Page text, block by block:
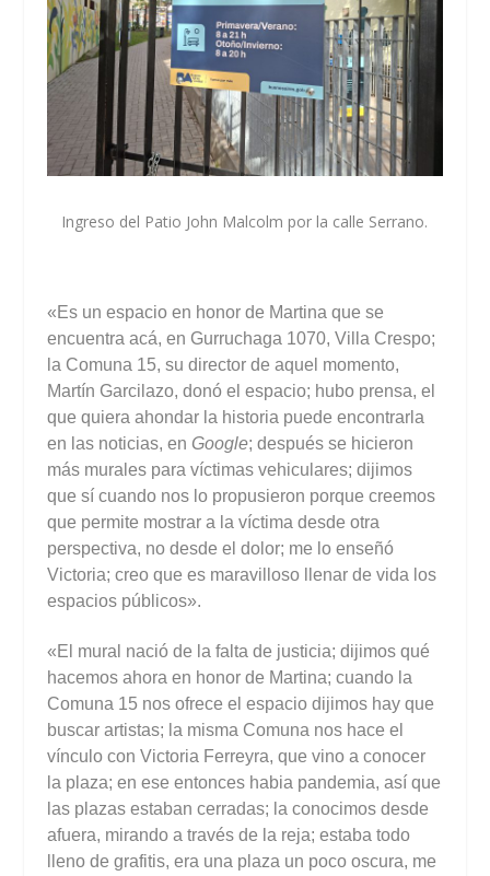
Ingreso del Patio John Malcolm por la calle Serrano.
«Es un espacio en honor de Martina que se
encuentra acá, en Gurruchaga 1070, Villa Crespo;
la Comuna 15, su director de aquel momento,
Martín Garcilazo, donó el espacio; hubo prensa, el
que quiera ahondar la historia puede encontrarla
en las noticias, en Google; después se hicieron
más murales para víctimas vehiculares; dijimos
que sí cuando nos lo propusieron porque creemos
que permite mostrar a la víctima desde otra
perspectiva, no desde el dolor; me lo enseñó
Victoria; creo que es maravilloso llenar de vida los
espacios públicos».
«El mural nació de la falta de justicia; dijimos qué
hacemos ahora en honor de Martina; cuando la
Comuna 15 nos ofrece el espacio dijimos hay que
buscar artistas; la misma Comuna nos hace el
vínculo con Victoria Ferreyra, que vino a conocer
la plaza; en ese entonces habia pandemia, así que
las plazas estaban cerradas; la conocimos desde
afuera, mirando a través de la reja; estaba todo
lleno de grafitis, era una plaza un poco oscura, me